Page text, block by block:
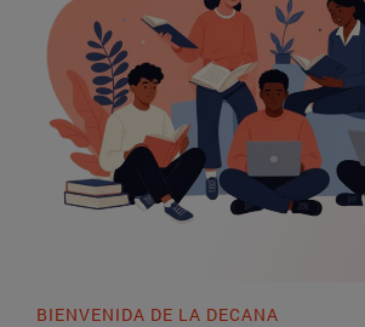
BIENVENIDA DE LA DECANA